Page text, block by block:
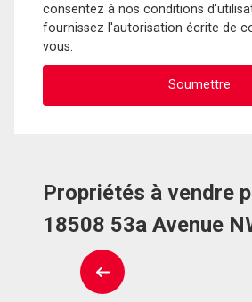
consentez à nos conditions
fournissez l'autorisation écrite de
vous.
Propriétés à vendre
18508 53a Avenue